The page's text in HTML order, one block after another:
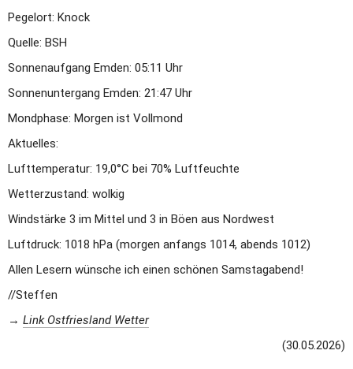
Pegelort: Knock
Quelle: BSH
Sonnenaufgang Emden: 05:11 Uhr
Sonnenuntergang Emden: 21:47 Uhr
Mondphase: Morgen ist Vollmond
Aktuelles:
Lufttemperatur: 19,0°C bei 70% Luftfeuchte
Wetterzustand: wolkig
Windstärke 3 im Mittel und 3 in Böen aus Nordwest
Luftdruck: 1018 hPa (morgen anfangs 1014, abends 1012)
Allen Lesern wünsche ich einen schönen Samstagabend!
//Steffen
→ Link Ostfriesland Wetter
(30.05.2026)